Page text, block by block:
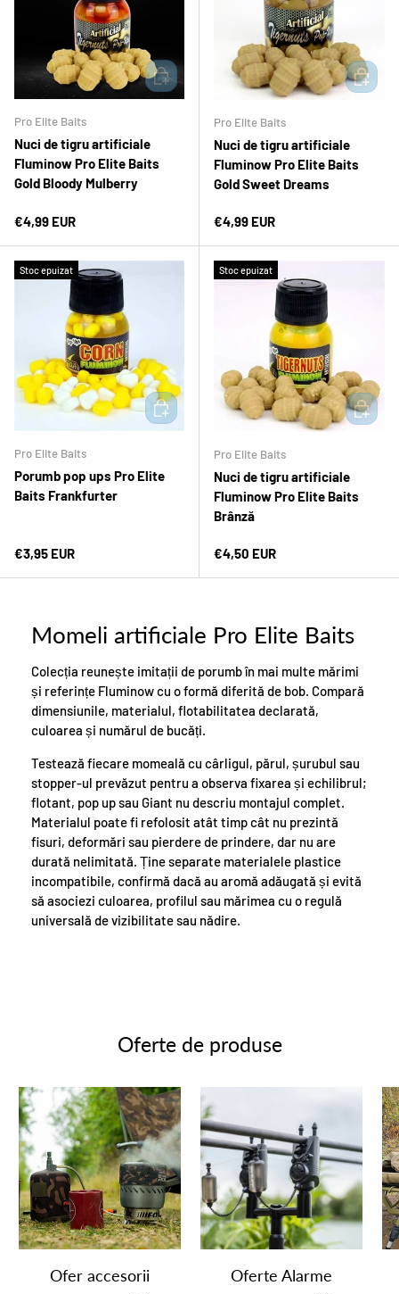
Pro Elite Baits
Nuci de tigru artificiale
Fluminow Pro Elite Baits
Gold Bloody Mulberry
Preț normal
€4,99 EUR
ADAUGĂ ÎN COȘ
Pro Elite Baits
Nuci de tigru artificiale
Fluminow Pro Elite Baits
Gold Sweet Dreams
Preț normal
€4,99 EUR
ADAUGĂ
Stoc epuizat
Pro Elite Baits
Porumb pop ups Pro Elite
Baits Frankfurter
Preț normal
€3,95 EUR
ADAUGĂ ÎN COȘ
Stoc epuizat
Pro Elite Baits
Nuci de tigru artificiale
Fluminow Pro Elite Baits
Brânză
Preț normal
€4,50 EUR
ADAUGĂ
Momeli artificiale Pro Elite Baits
Colecția reunește imitații de porumb în mai multe mărimi
și referințe Fluminow cu o formă diferită de bob. Compară
dimensiunile, materialul, flotabilitatea declarată,
culoarea și numărul de bucăți.
Testează fiecare momeală cu cârligul, părul, șurubul sau
stopper-ul prevăzut pentru a observa fixarea și echilibrul;
flotant, pop up sau Giant nu descriu montajul complet.
Materialul poate fi refolosit atât timp cât nu prezintă
fisuri, deformări sau pierdere de prindere, dar nu are
durată nelimitată. Ține separate materialele plastice
incompatibile, confirmă dacă au aromă adăugată și evită
să asociezi culoarea, profilul sau mărimea cu o regulă
universală de vizibilitate sau nădire.
Oferte de produse
Ofer accesorii Oferte Alarme